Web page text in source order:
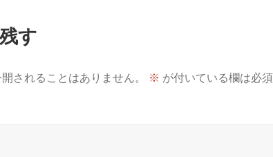
す
されることはありません。 ※ が付いている欄は必